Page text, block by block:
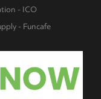
- ICO
- Funcafe